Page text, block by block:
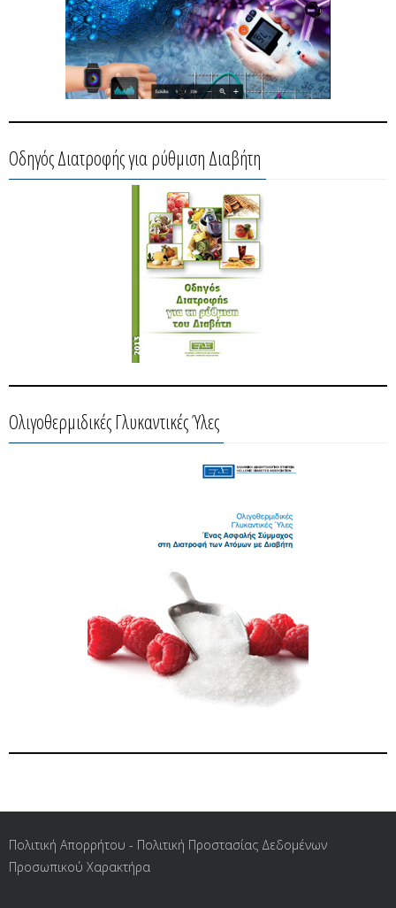
Οδηγός Διατροφής για ρύθμιση Διαβήτη
Ολιγοθερμιδικές Γλυκαντικές Ύλες
Πολιτική Απορρήτου - Πολιτική Προστασίας Δεδομένων
Προσωπικού Χαρακτήρα